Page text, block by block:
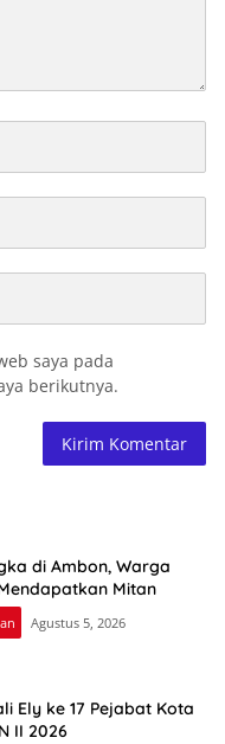
saya pada
berikutnya.
di Ambon, Warga
Mitan
Agustus 5, 2026
Ely ke 17 Pejabat Kota
II 2026